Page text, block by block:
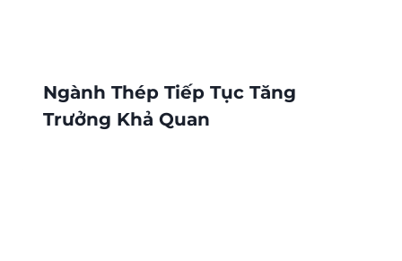
Ngành Thép Tiếp Tục Tăng
Trưởng Khả Quan